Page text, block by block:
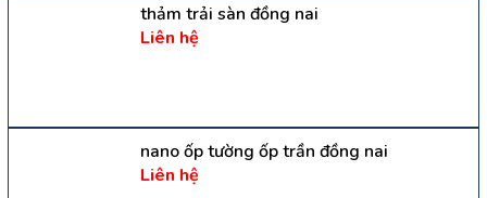
thảm trải sàn đồng nai
Liên hệ
nano ốp tường ốp trần đồng nai
Liên hệ